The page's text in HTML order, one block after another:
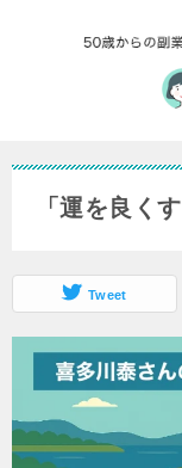
「運を良く
Tweet